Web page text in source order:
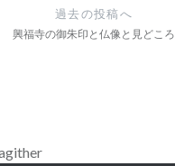
過去の投稿へ
興福寺の御朱印と仏像と見どころ